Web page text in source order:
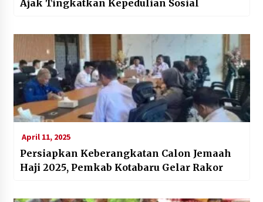
Ajak Tingkatkan Kepedulian Sosial
April 11, 2025
Persiapkan Keberangkatan Calon Jemaah
Haji 2025, Pemkab Kotabaru Gelar Rakor